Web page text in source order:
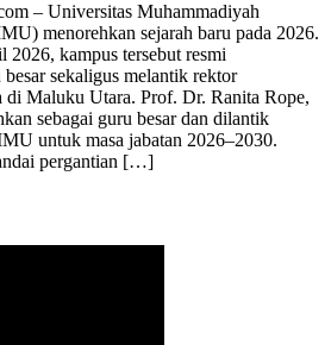
– Universitas Muhammadiyah
menorehkan sejarah baru pada 2026.
2026, kampus tersebut resmi
sekaligus melantik rektor
di Maluku Utara. Prof. Dr. Ranita Rope,
sebagai guru besar dan dilantik
untuk masa jabatan 2026–2030.
pergantian […]